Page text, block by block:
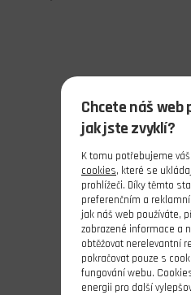
Chcete náš
jak jste zvyklí?
K tomu potřebujeme
cookies, které se
prohlížeči. Díky těmto
preferenčním a
jak náš web používáte,
zobrazené informace a
obtěžovat nerelevantní
pokračovat pouze s
fungování webu.
energii pro další